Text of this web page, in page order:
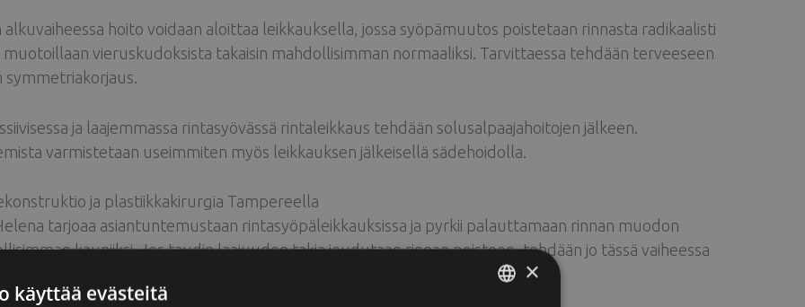
alkuvaiheessa hoito voidaan aloittaa leikkauksella, jossa syöpämuutos poistetaan rinnasta radikaalisti
muotoillaan vieruskudoksista takaisin mahdollisimman normaaliksi. Tarvittaessa tehdään terveeseen
symmetriakorjaus.
ja laajemmassa rintasyövässä rintaleikkaus tehdään solusalpaajahoitojen jälkeen.
varmistetaan useimmiten myös leikkauksen jälkeisellä sädehoidolla.
ja plastiikkakirurgia Tampereella
tarjoaa asiantuntemustaan rintasyöpäleikkauksissa ja pyrkii palauttamaan rinnan muodon
kauniiksi. Jos taudin laajuuden takia joudutaan rinnan poistoon, tehdään jo tässä vaiheessa
×
käyttää evästeitä